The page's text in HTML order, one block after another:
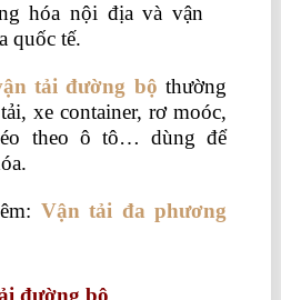
hóa nội địa và vận
quốc tế.
tải đường bộ thường
xe container, rơ moóc,
theo ô tô… dùng để
Vận tải đa phương
đường bộ